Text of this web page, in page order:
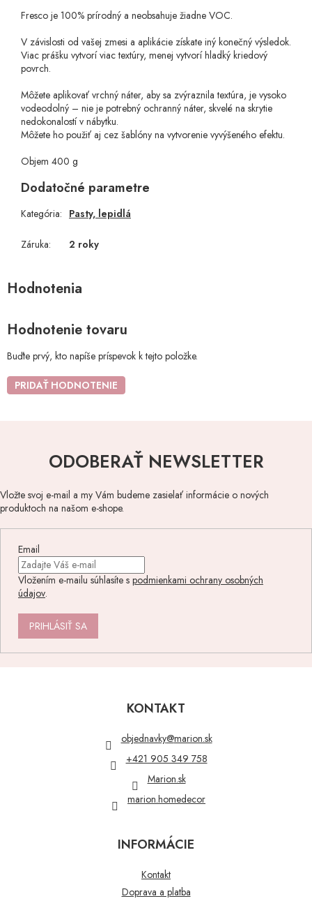
Fresco je 100% prírodný a neobsahuje žiadne VOC.
V závislosti od vašej zmesi a aplikácie získate iný konečný výsledok.
Viac prášku vytvorí viac textúry, menej vytvorí hladký kriedový
povrch.
Môžete aplikovať vrchný náter, aby sa zvýraznila textúra, je vysoko
vodeodolný – nie je potrebný ochranný náter, skvelé na skrytie
nedokonalostí v nábytku.
Môžete ho použiť aj cez šablóny na vytvorenie vyvýšeného efektu.
Objem 400 g
Dodatočné parametre
Kategória: Pasty, lepidlá
Záruka: 2 roky
Hodnotenie tovaru
Buďte prvý, kto napíše príspevok k tejto položke.
PRIDAŤ HODNOTENIE
ODOBERAŤ NEWSLETTER
Vložte svoj e-mail a my Vám budeme zasielať informácie o nových
produktoch na našom e-shope.
Email
Vložením e-mailu súhlasíte s podmienkami ochrany osobných
údajov.
PRIHLÁSIŤ SA
KONTAKT
objednavky@marion.sk
+421 905 349 758
Marion.sk
marion.homedecor
INFORMÁCIE
Kontakt
Doprava a platba